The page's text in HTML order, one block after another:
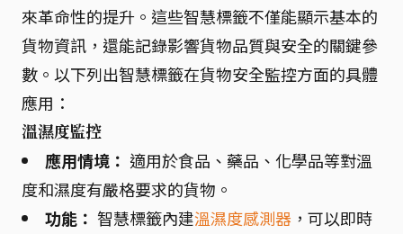
來革命性的提升。這些智慧標籤不僅能顯示基本的
貨物資訊，還能記錄影響貨物品質與安全的關鍵參
數。以下列出智慧標籤在貨物安全監控方面的具體
應用：
溫濕度監控
應用情境： 適用於食品、藥品、化學品等對溫
度和濕度有嚴格要求的貨物。
功能： 智慧標籤內建溫濕度感測器 ，可以即時